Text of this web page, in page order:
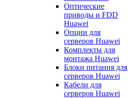
Оптические
приводы и FDD
Huawei
Опции для
серверов Huawei
Комплекты для
монтажа Huawei
Блоки питания для
серверов Huawei
Кабели для
серверов Huawei